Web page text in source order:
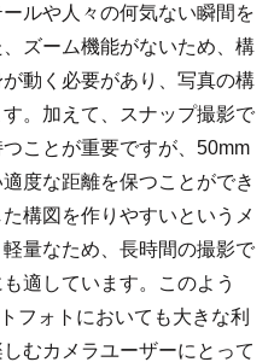
ルや人々の何気ない瞬間を
ズーム機能がないため、構
動く必要があり、写真の構
。加えて、スナップ撮影で
ことが重要ですが、50mm
度な距離を保つことができ
構図を作りやすいというメ
量なため、長時間の撮影で
適しています。このよう
フォトにおいても大きな利
むカメラユーザーにとって